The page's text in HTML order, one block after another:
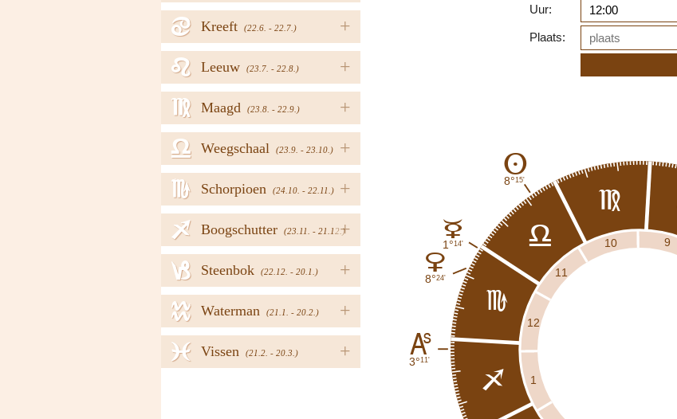
+
Kreeft (22.6. - 22.7.)
d
+
Leeuw (23.7. - 22.8.)
e
+
Maagd (23.8. - 22.9.)
f
+
Weegschaal (23.9. - 23.10.)
g
+
Schorpioen (24.10. - 22.11.)
h
+
Boogschutter (23.11. - 21.12.)
i
+
Steenbok (22.12. - 20.1.)
j
+
Waterman (21.1. - 20.2.)
k
+
Vissen (21.2. - 20.3.)
l
Uur:
Plaats:
9
f
10
A
8°15'
g
11
C
1°14'
D
8°24'
h
12
K
3°11'
i 1